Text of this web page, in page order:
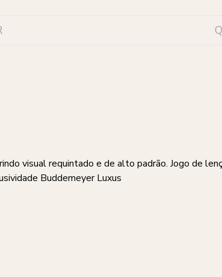
visual requintado e de alto padrão. Jogo de
Buddemeyer Luxus